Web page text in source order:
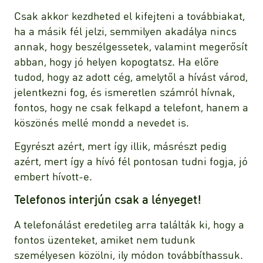
Csak akkor kezdheted el kifejteni a továbbiakat,
ha a másik fél jelzi, semmilyen akadálya nincs
annak, hogy beszélgessetek, valamint megerősít
abban, hogy jó helyen kopogtatsz. Ha előre
tudod, hogy az adott cég, amelytől a hívást várod,
jelentkezni fog, és ismeretlen számról hívnak,
fontos, hogy ne csak felkapd a telefont, hanem a
köszönés mellé mondd a nevedet is.
Egyrészt azért, mert így illik, másrészt pedig
azért, mert így a hívó fél pontosan tudni fogja, jó
embert hívott-e.
Telefonos interjún csak a lényeget!
A telefonálást eredetileg arra találták ki, hogy a
fontos üzenteket, amiket nem tudunk
személyesen közölni, ily módon továbbíthassuk.